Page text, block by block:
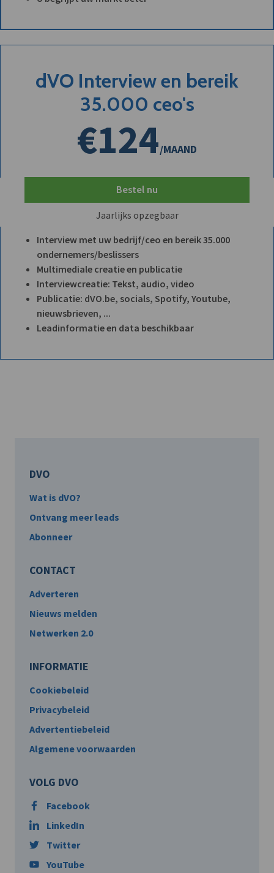
dVO Interview en bereik
35.000 ceo's
€124/MAAND
Bestel nu
Jaarlijks opzegbaar
Interview met uw bedrijf/ceo en bereik 35.000
ondernemers/beslissers
Multimediale creatie en publicatie
Interviewcreatie: Tekst, audio, video
Publicatie: dVO.be, socials, Spotify, Youtube,
nieuwsbrieven, ...
Leadinformatie en data beschikbaar
DVO
Wat is dVO?
Ontvang meer leads
Abonneer
CONTACT
Adverteren
Nieuws melden
Netwerken 2.0
INFORMATIE
Cookiebeleid
Privacybeleid
Advertentiebeleid
Algemene voorwaarden
VOLG DVO
Facebook
LinkedIn
Twitter
YouTube